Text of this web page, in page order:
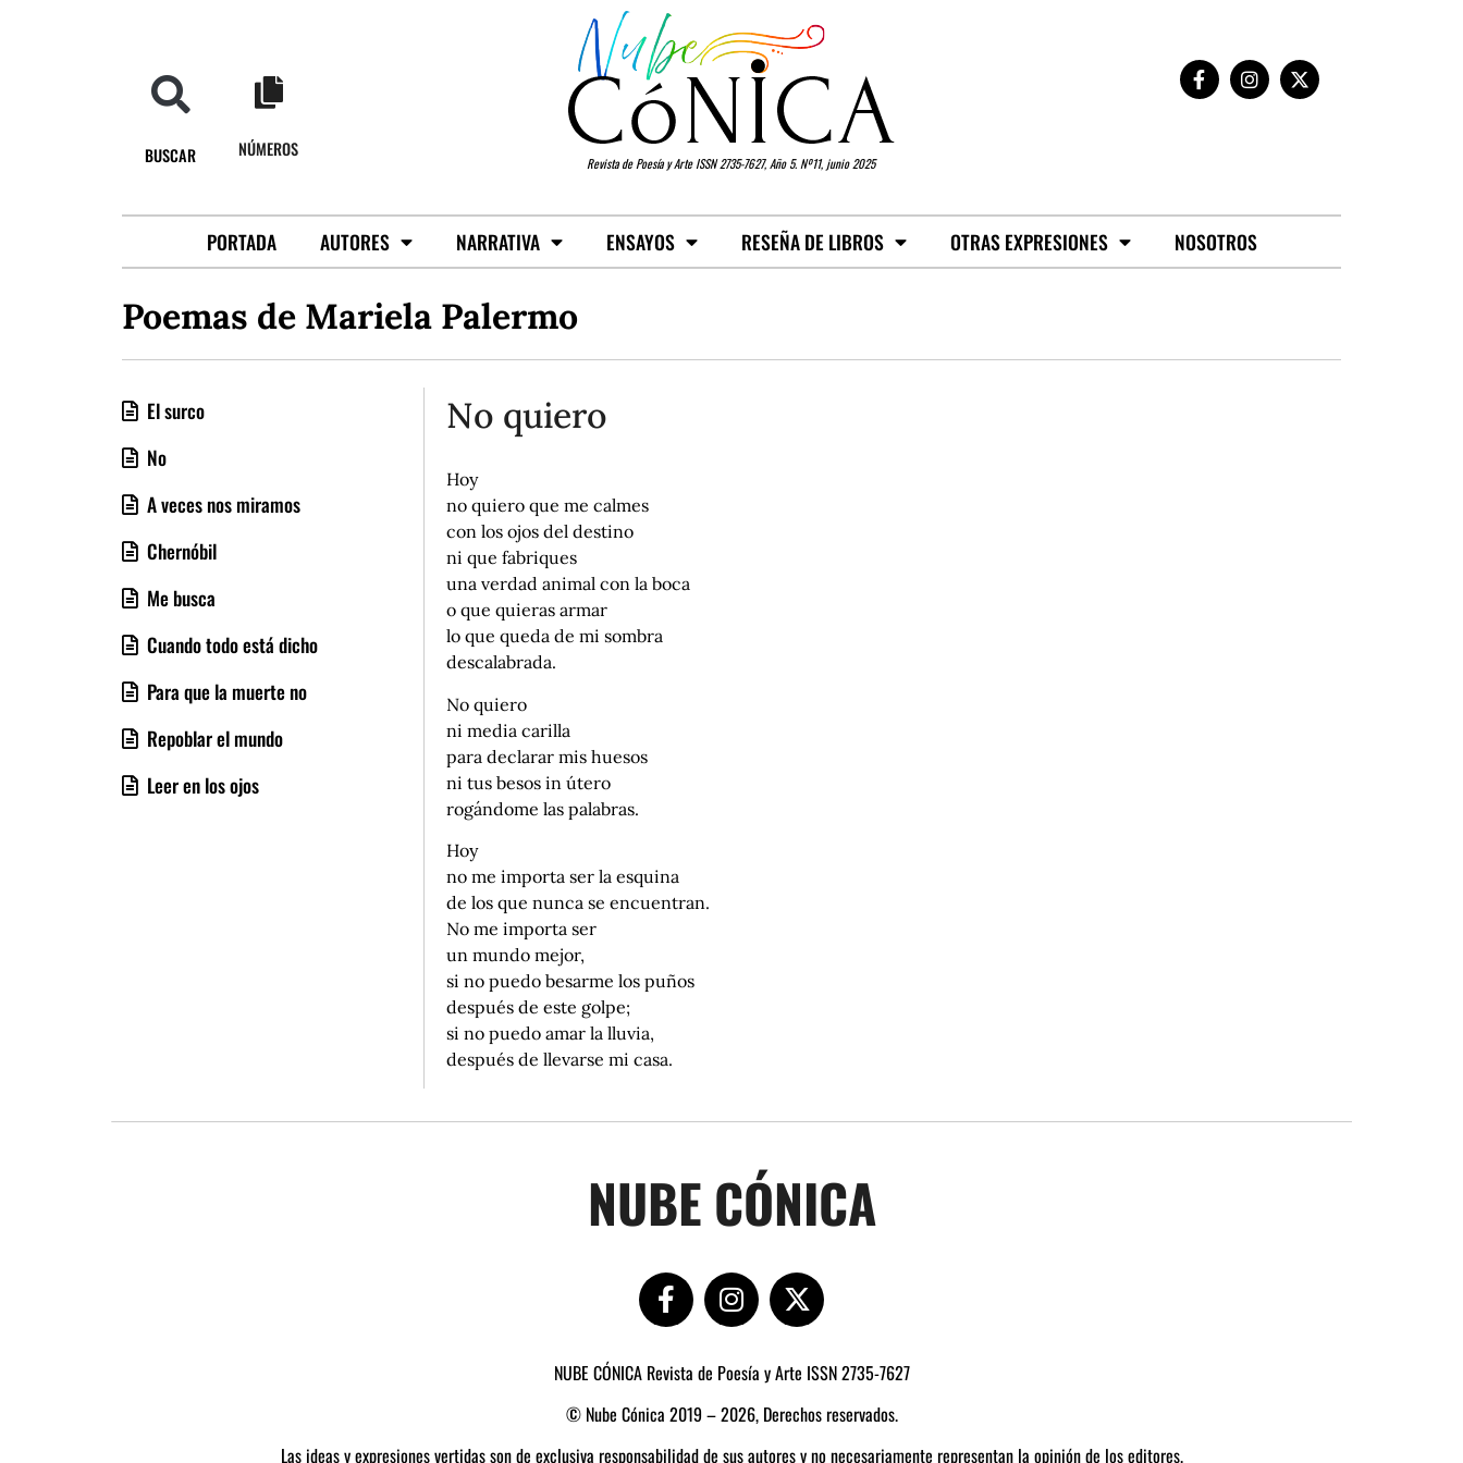
BUSCAR NÚMEROS
Revista de Poesía y Arte ISSN 2735-7627, Año 5. Nº11, junio 2025
PORTADA AUTORES NARRATIVA ENSAYOS RESEÑA DE LIBROS OTRAS EXPRESIONES NOSOTROS
Poemas de Mariela Palermo
El surco
No
A veces nos miramos
Chernóbil
Me busca
Cuando todo está dicho
Para que la muerte no
Repoblar el mundo
Leer en los ojos
No quiero
Hoy
no quiero que me calmes
con los ojos del destino
ni que fabriques
una verdad animal con la boca
o que quieras armar
lo que queda de mi sombra
descalabrada.
No quiero
ni media carilla
para declarar mis huesos
ni tus besos in útero
rogándome las palabras.
Hoy
no me importa ser la esquina
de los que nunca se encuentran.
No me importa ser
un mundo mejor,
si no puedo besarme los puños
después de este golpe;
si no puedo amar la lluvia,
después de llevarse mi casa.
NUBE CÓNICA
NUBE CÓNICA Revista de Poesía y Arte ISSN 2735-7627
© Nube Cónica 2019 – 2026, Derechos reservados.
Las ideas y expresiones vertidas son de exclusiva responsabilidad de sus autores y no necesariamente representan la opinión de los editores.